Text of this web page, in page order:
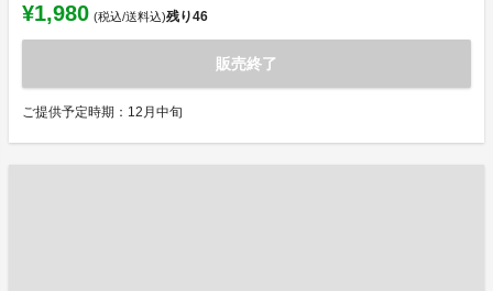
¥1,980 (税込/送料込)残り46
販売終了
ご提供予定時期：12月中旬